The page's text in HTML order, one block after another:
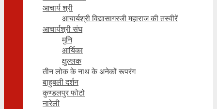
आचार्य श्री
आचार्यश्री विद्यासागरजी महाराज की तस्वीरें
आचार्यश्री संघ
मुनि
आर्यिका
क्षुल्लक
तीन लोक के नाथ के अनेकों रूपरंग
बाहुबली दर्शन
कुण्डलपुर फोटो
नारेली